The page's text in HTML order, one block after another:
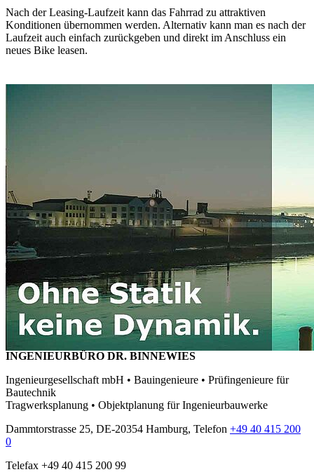
Nach der Leasing-Laufzeit kann das Fahrrad zu attraktiven
Konditionen übernommen werden. Alternativ kann man es nach der
Laufzeit auch einfach zurückgeben und direkt im Anschluss ein
neues Bike leasen.
INGENIEURBÜRO DR. BINNEWIES
Ingenieurgesellschaft mbH • Bauingenieure • Prüfingenieure für
Bautechnik
Tragwerksplanung • Objektplanung für Ingenieurbauwerke
Dammtorstrasse 25, DE-20354 Hamburg, Telefon +49 40 415 200
0
Telefax +49 40 415 200 99